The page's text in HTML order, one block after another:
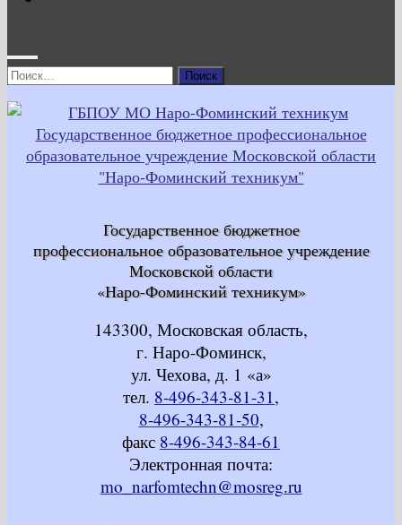
Найти:
Государственное бюджетное
профессиональное образовательное учреждение
Московской области
«Наро-Фоминский техникум»
143300, Московская область,
г. Наро-Фоминск,
ул. Чехова, д. 1 «а»
тел. 8-496-343-81-31,
8-496-343-81-50,
факс 8-496-343-84-61
Электронная почта:
mo_narfomtechn@mosreg.ru